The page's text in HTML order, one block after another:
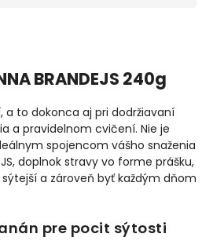
BRANDEJS 240g
a to dokonca aj pri dodržiavaní
a pravidelnom cvičení. Nie je
spojencom vášho snaženia
doplnok stravy vo forme prášku,
a zároveň byť každým dňom
pre pocit sýtosti